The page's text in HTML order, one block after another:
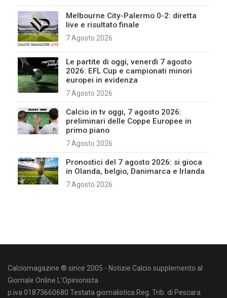
Melbourne City-Palermo 0-2: diretta
live e risultato finale
7 Agosto 2026
Le partite di oggi, venerdì 7 agosto
2026: EFL Cup e campionati minori
europei in evidenza
7 Agosto 2026
Calcio in tv oggi, 7 agosto 2026:
preliminari delle Coppe Europee in
primo piano
7 Agosto 2026
Pronostici del 7 agosto 2026: si gioca
in Olanda, belgio, Danimarca e Irlanda
7 Agosto 2026
Calciomagazine ® since 2005 - Notizie Calcio supplemento al
Giornale Online L'Opinionista
p.iva 01873660680 Testata giornalistica Reg. Trib. di Pescara